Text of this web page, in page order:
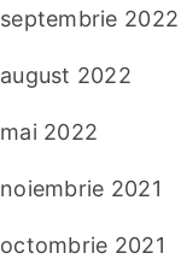
septembrie 2022
august 2022
mai 2022
noiembrie 2021
octombrie 2021